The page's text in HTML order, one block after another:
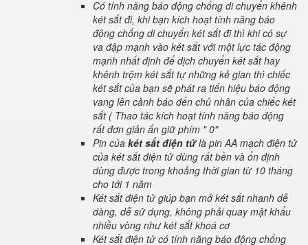
Có tính năng báo động chống di chuyển khênh
két sắt đi, khi bạn kích hoạt tính năng báo
động chống di chuyển két sắt đi thì khi có sự
va đập mạnh vào két sắt với một lực tác động
mạnh nhất định để dịch chuyển két sắt hay
khênh trộm két sắt tự những kẻ gian thì chiếc
két sắt của bạn sẽ phát ra tiến hiệu báo động
vang lên cảnh báo đến chủ nhân của chiếc két
sắt ( Thao tác kích hoạt tính năng báo động
rất đơn giản ấn giữ phím " 0"
Pin của két sắt điện tửlà pin AA mạch điện tử
của két sắt điện tử dùng rất bền và ổn định
dùng được trong khoảng thời gian từ 10 tháng
cho tới 1 năm
Két sắt điện tử giúp bạn mở két sắt nhanh dễ
dàng, dễ sử dụng, không phải quay mật khẩu
nhiều vòng như két sắt khoá cơ
Két sắt điện tử có tính năng báo động chống